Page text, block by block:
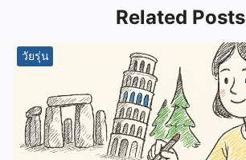
Related Posts
วัยรุ่น